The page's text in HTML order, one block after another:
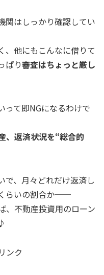
関はしっかり確認してい
、他にもこんなに借りて
ぱり審査はちょっと厳し
って即NGになるわけで
、返済状況を“総合的
で、月々どれだけ返済し
らいの割合か──
、不動産投資用のローン
ンク